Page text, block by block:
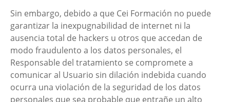
Sin embargo, debido a que Cei Formación no puede
garantizar la inexpugnabilidad de internet ni la
ausencia total de hackers u otros que accedan de
modo fraudulento a los datos personales, el
Responsable del tratamiento se compromete a
comunicar al Usuario sin dilación indebida cuando
ocurra una violación de la seguridad de los datos
personales que sea probable que entrañe un alto